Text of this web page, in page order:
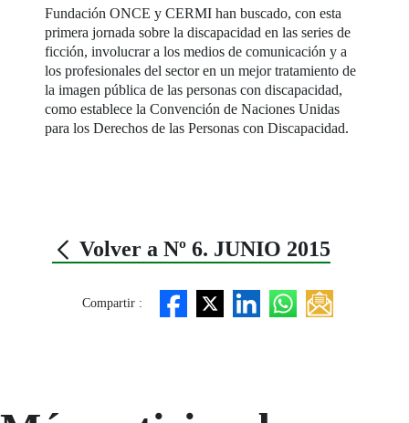
Fundación ONCE y CERMI han buscado, con esta
primera jornada sobre la discapacidad en las series de
ficción, involucrar a los medios de comunicación y a
los profesionales del sector en un mejor tratamiento de
la imagen pública de las personas con discapacidad,
como establece la Convención de Naciones Unidas
para los Derechos de las Personas con Discapacidad.
Volver a Nº 6. JUNIO 2015
Compartir :